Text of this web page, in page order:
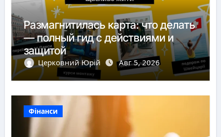
Размагнитилась карта: что делать
— полный гид с действиями и
защитой
Церковний Юрій Авг 5, 2026
Фінанси